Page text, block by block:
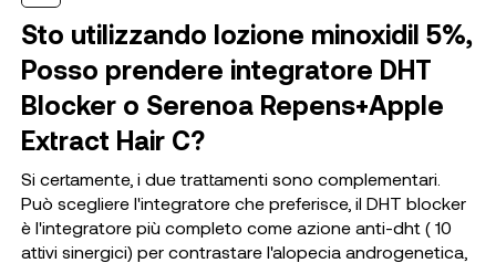
Sto utilizzando lozione minoxidil 5%,
Posso prendere integratore DHT
Blocker o Serenoa Repens+Apple
Extract Hair C?
Si certamente, i due trattamenti sono complementari.
Può scegliere l'integratore che preferisce, il DHT blocker
è l'integratore più completo come azione anti-dht ( 10
attivi sinergici) per contrastare l'alopecia androgenetica,